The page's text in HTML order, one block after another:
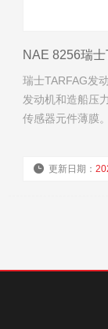
NAE 8256瑞
瑞士TARFAG发
发动机和造船压
传感器元件薄膜
更新日期：